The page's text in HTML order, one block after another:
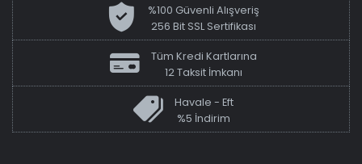
%100 Güvenli Alışveriş
256 Bit SSL Sertifikası
Tüm Kredi Kartlarına
12 Taksit İmkanı
Havale - Eft
%5 İndirim